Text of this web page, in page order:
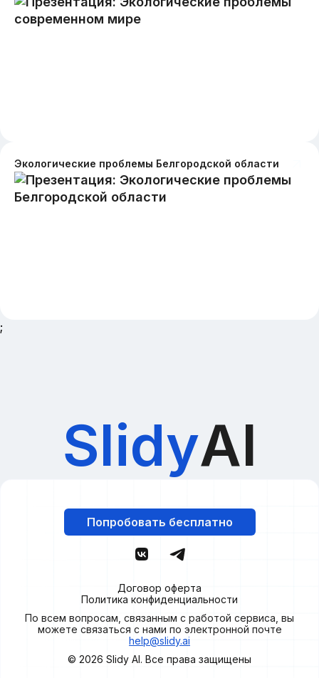
Экологические проблемы Белгородской области
;
SlidyAI
Попробовать бесплатно
Договор оферта
Политика конфиденциальности
По всем вопросам, связанным с работой сервиса, вы
можете связаться с нами по электронной почте
help@slidy.ai
© 2026 Slidy AI. Все права защищены